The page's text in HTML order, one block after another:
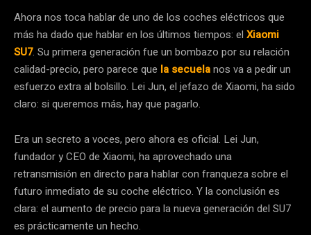
Ahora nos toca hablar de uno de los coches eléctricos que
más ha dado que hablar en los últimos tiempos: el Xiaomi
SU7. Su primera generación fue un bombazo por su relación
calidad-precio, pero parece que la secuelanos va a pedir un
esfuerzo extra al bolsillo. Lei Jun, el jefazo de Xiaomi, ha sido
claro: si queremos más, hay que pagarlo.
Era un secreto a voces, pero ahora es oficial. Lei Jun,
fundador y CEO de Xiaomi, ha aprovechado una
retransmisión en directo para hablar con franqueza sobre el
futuro inmediato de su coche eléctrico. Y la conclusión es
clara: el aumento de precio para la nueva generación del SU7
es prácticamente un hecho.